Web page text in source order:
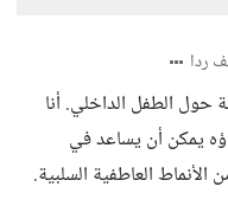
ردا
حول الطفل الداخلي. أنا
يمكن أن يساعد في
العاطفية السلبية.